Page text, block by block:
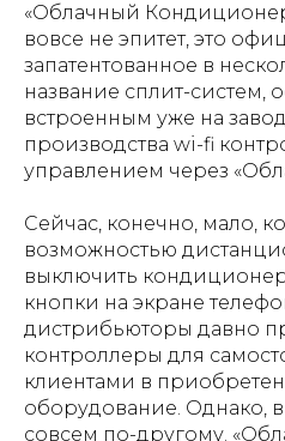
«Облачный
вовсе не эпитет, это
запатентованное в
название сплит-систем,
встроенным уже на
производства wi-fi
управлением через
Сейчас, конечно, мало,
возможностью
выключить
кнопки на экране
дистрибьюторы давно
контроллеры для
клиентами в
оборудование. Однако,
совсем по-другому.